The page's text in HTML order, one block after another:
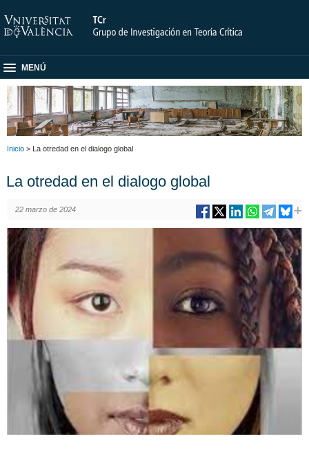
MENÚ
Inicio > La otredad en el dialogo global
La otredad en el dialogo global
22 marzo de 2024